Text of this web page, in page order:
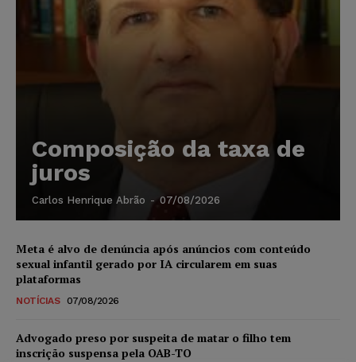
Composição da taxa de
juros
Carlos Henrique Abrão - 07/08/2026
Meta é alvo de denúncia após anúncios com conteúdo
sexual infantil gerado por IA circularem em suas
plataformas
NOTÍCIAS 07/08/2026
Advogado preso por suspeita de matar o filho tem
inscrição suspensa pela OAB-TO